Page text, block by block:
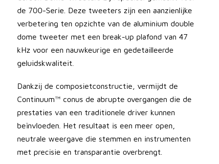
de 700-Serie. Deze tweeters zijn een aanzienlijke
verbetering ten opzichte van de aluminium double
dome tweeter met een break-up plafond van 47
kHz voor een nauwkeurige en gedetailleerde
geluidskwaliteit.
Dankzij de composietconstructie, vermijdt de
Continuum™ conus de abrupte overgangen die de
prestaties van een traditionele driver kunnen
beïnvloeden. Het resultaat is een meer open,
neutrale weergave die stemmen en instrumenten
met precisie en transparantie overbrengt.